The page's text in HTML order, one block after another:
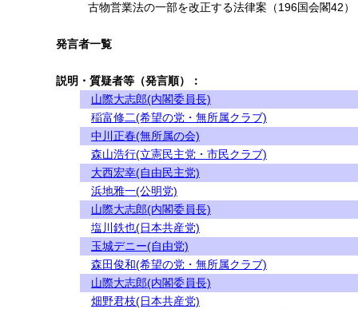
古物営業法の一部を改正する法律案（196国会閣42）
発言者一覧
説明・質疑者等（発言順）：
山際大志郎(内閣委員長)
稲富修二(希望の党・無所属クラブ)
中川正春(無所属の会)
森山浩行(立憲民主党・市民クラブ)
大西宏幸(自由民主党)
浜地雅一(公明党)
山際大志郎(内閣委員長)
塩川鉄也(日本共産党)
玉城デニー(自由党)
森田俊和(希望の党・無所属クラブ)
山際大志郎(内閣委員長)
畑野君枝(日本共産党)